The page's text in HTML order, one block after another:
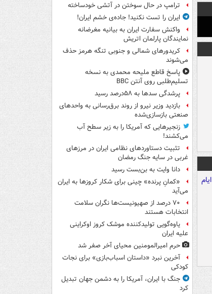
ترامپ در حال سوختن در آتشی خودساخته
ایران را تست نکنید! جاده‌ی خشم ایران!
واکنش سفارت ایران به بیانیه مغرضانه
نمایندگان پارلمان اتریش
کریدورهای شمالی و جنوبی تنگه هرمز حذف
می‌شوند
پاسخ قاطع ملیحه محمدی به نسخه
تسلیم‌طلبی روی آنتن BBC
پرشدگی سدها به ۵۸درصد رسید
بازدید وزیر نیرو از روند برق‌رسانی به واحدهای
صنعتی بازسازی‌شده
زنجیرهایی که آمریکا را به زیر سطح آب
می‌کشند!
تثبیت دستاوردهای نظامی ایران در مرزهای
غربی در سایه جنگ رمضان
دانا وایت به بن‌بست رسید
«کمانِ پرنده» چینی برای شکار کروزها به ایران
می‌آید
۷۰ درصد از صهیونیست‌ها نگران سلامت
انتخابات هستند
یاوه‌گویی تولیدکننده موشک کروز اوکراینی
علیه ایران
حرم امیرالمومنین محیای آخر صفر شد
آخرین نبرد «داستان اسباب‌بازی» برای نجات
کودکی
جنگ با ایران، آمریکا را به دشمن جهان تبدیل
کرد